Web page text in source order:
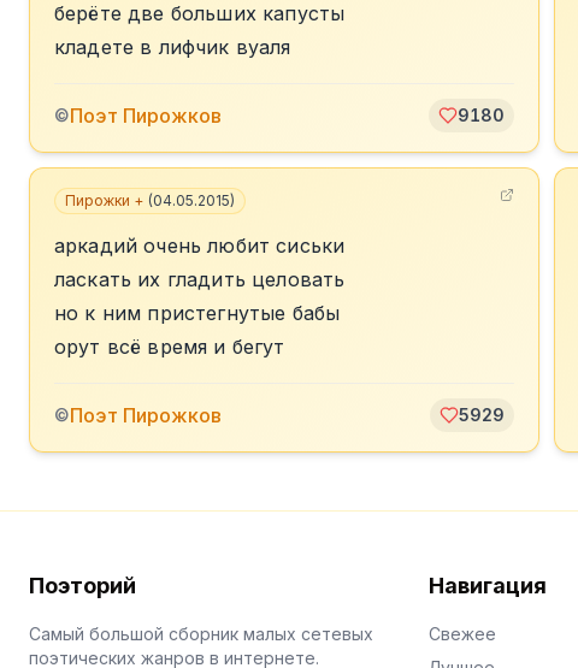
берёте две больших капусты
кладете в лифчик вуаля
©Поэт Пирожков 9180
Пирожки + (04.05.2015)
аркадий очень любит сиськи
ласкать их гладить целовать
но к ним пристегнутые бабы
орут всё время и бегут
©Поэт Пирожков 5929
Поэторий
Самый большой сборник малых сетевых
поэтических жанров в интернете.
Навигация
Свежее